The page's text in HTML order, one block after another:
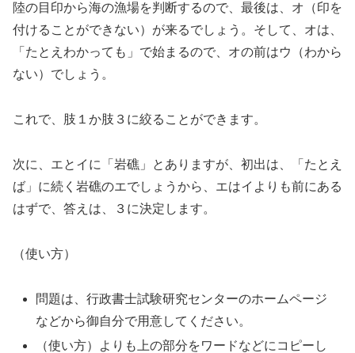
陸の目印から海の漁場を判断するので、最後は、オ（印を
付けることができない）が来るでしょう。そして、オは、
「たとえわかっても」で始まるので、オの前はウ（わから
ない）でしょう。
これで、肢１か肢３に絞ることができます。
次に、エとイに「岩礁」とありますが、初出は、「たとえ
ば」に続く岩礁のエでしょうから、エはイよりも前にある
はずで、答えは、３に決定します。
（使い方）
問題は、行政書士試験研究センターのホームページ
などから御自分で用意してください。
（使い方）よりも上の部分をワードなどにコピーし